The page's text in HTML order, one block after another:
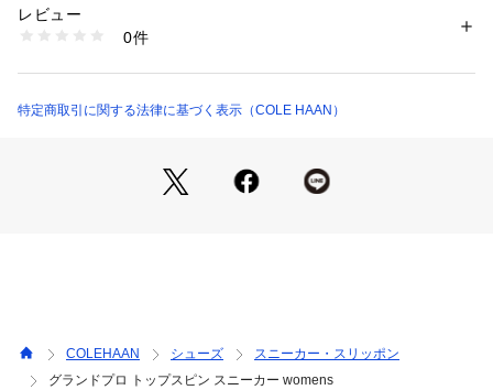
商品番号：
GPTOPSPINSNK （ショップ）
レビュー
0件
特定商取引に関する法律に基づく表示（COLE HAAN）
COLEHAAN シューズ
スニーカー・スリッポン
グランドプロ トップスピン スニーカー womens